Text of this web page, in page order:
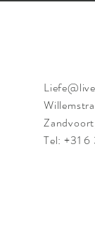
Tel: +31